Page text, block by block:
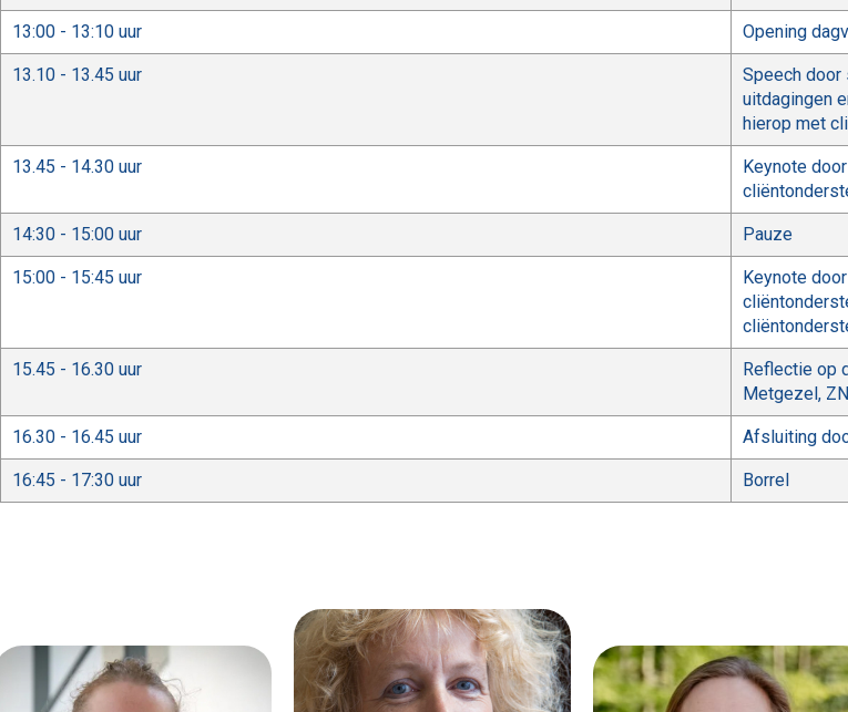
13:00 - 13:10 uur Opening
13.10 - 13.45 uur
Speech door
uitdagingen
hierop met
13.45 - 14.30 uur
Keynote
14:30 - 15:00 uur Pauze
15:00 - 15:45 uur
Keynote
15.45 - 16.30 uur
Reflectie op
Metgezel,
16.30 - 16.45 uur Afsluiting
16:45 - 17:30 uur Borrel